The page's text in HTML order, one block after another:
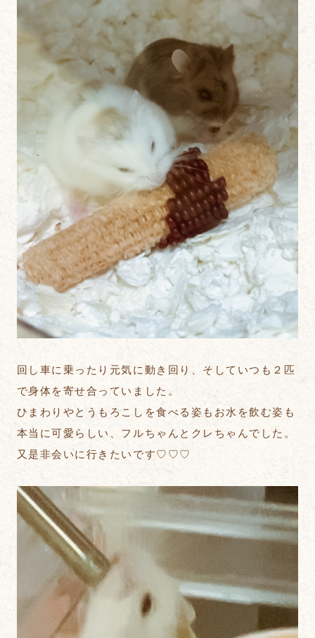
回し車に乗ったり元気に動き回り、そしていつも２匹
で身体を寄せ合っていました。
ひまわりやとうもろこしを食べる姿もお水を飲む姿も
本当に可愛らしい、フルちゃんとクレちゃんでした。
又是非会いに行きたいです♡♡♡